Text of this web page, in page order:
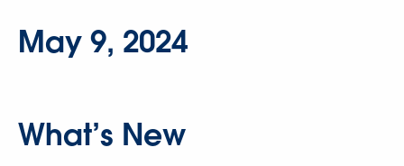
May 9, 2024
What’s New